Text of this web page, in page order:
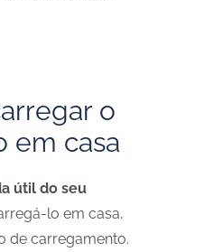
o
em casa
útil do seu
lo em casa,
de carregamento.